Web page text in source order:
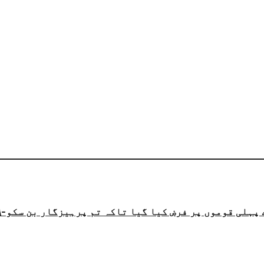
قوموں پر فرض کیا گیا تاکہ تم پرہیزگار بن